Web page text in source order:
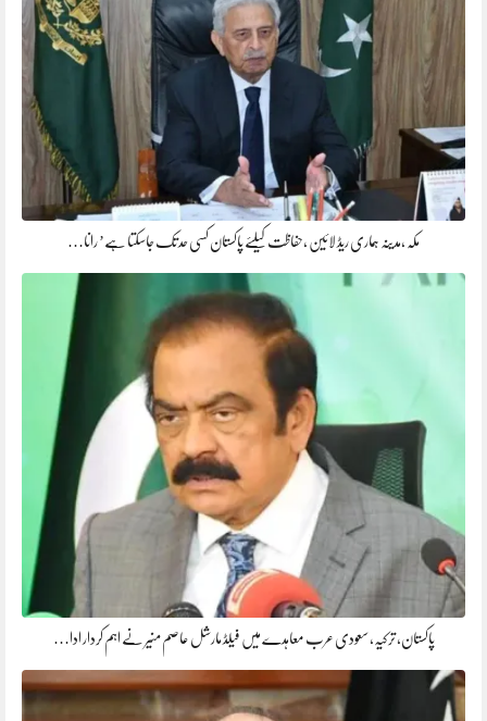
مکہ ،مدینہ ہماری ریڈ لائین ،حفاظت کیلئے پاکستان کسی حد تک جاسکتا ہے’ رانا…
پاکستان، ترکیہ، سعودی عرب معاہدے میں فیلڈ مارشل عاصم منیر نے اہم کردار ادا…